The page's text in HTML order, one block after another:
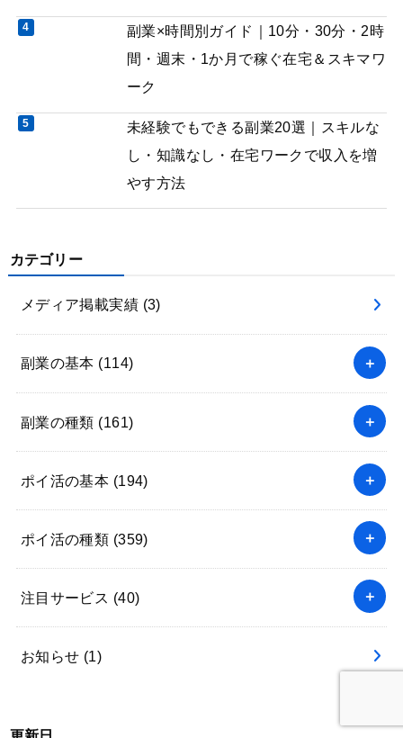
副業×時間別ガイド｜10分・30分・2時
間・週末・1か月で稼ぐ在宅＆スキマワ
ーク
未経験でもできる副業20選｜スキルな
し・知識なし・在宅ワークで収入を増
やす方法
カテゴリー
メディア掲載実績 (3)
副業の基本 (114)
副業の種類 (161)
ポイ活の基本 (194)
ポイ活の種類 (359)
注目サービス (40)
お知らせ (1)